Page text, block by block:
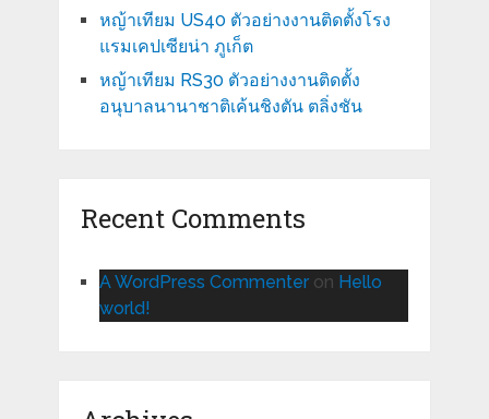
หญ้าเทียม US40 ตัวอย่างงานติดตั้งโรง
แรมเคปเซียน่า ภูเก็ต
หญ้าเทียม RS30 ตัวอย่างงานติดตั้ง
อนุบาลนานาชาติเค้นชิงตัน ตลิ่งชัน
Recent Comments
A WordPress Commenteron Hello
world!